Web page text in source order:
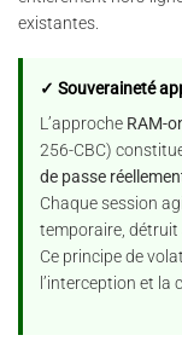
existantes.
✓ Souveraineté
L’approche RAM-
256-CBC)
de passe
Chaque session
temporaire, détruit
Ce principe de
l’interception et la